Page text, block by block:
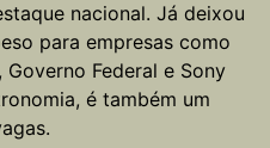
nacional. Já deixou
para empresas como
Federal e Sony
é também um